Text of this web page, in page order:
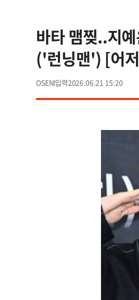
바타 맴찢..지
('런닝맨') [어
OSEN 2026.06.21 15:20